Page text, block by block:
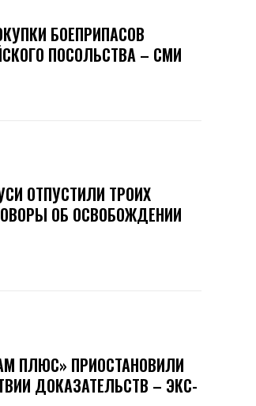
БОЕПРИПАСОВ
ПОСОЛЬСТВА – СМИ
ОТПУСТИЛИ ТРОИХ
ОБ ОСВОБОЖДЕНИИ
ПЛЮС» ПРИОСТАНОВИЛИ
ДОКАЗАТЕЛЬСТВ – ЭКС-